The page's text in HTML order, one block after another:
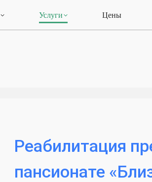
Услуги Цены
Реабилитация
пансионате